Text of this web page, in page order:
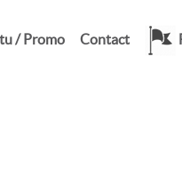
/ Promo Contact